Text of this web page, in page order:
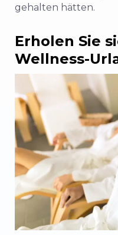
gehalten hätten.
Erholen Sie
Wellness-